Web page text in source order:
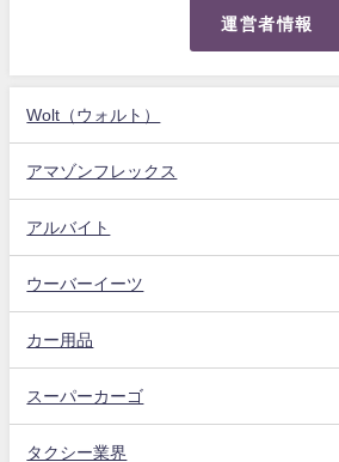
運営者情報
Wolt（ウォルト）
アマゾンフレックス
アルバイト
ウーバーイーツ
カー用品
スーパーカーゴ
タクシー業界